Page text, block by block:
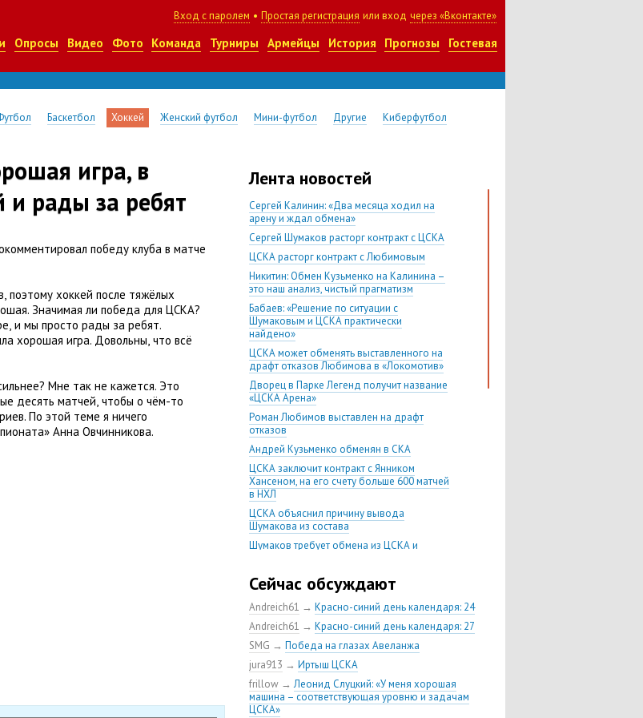
Вход с паролем • Простая регистрация или вход через «Вконтакте»
Опросы Видео Фото Команда Турниры Армейцы История Прогнозы Гостевая
Баскетбол Хоккей Женский футбол Мини-футбол Другие Киберфутбол
игра, в
рады за ребят
победу клуба в матче
, поэтому хоккей после тяжёлых
Значимая ли победа для ЦСКА?
, и мы просто рады за ребят.
хорошая игра. Довольны, что всё
Мне так не кажется. Это
десять матчей, чтобы о чём-то
По этой теме я ничего
Анна Овчинникова.
Лента новостей
Сергей Калинин: «Два месяца ходил на
арену и ждал обмена»
Сергей Шумаков расторг контракт с ЦСКА
ЦСКА расторг контракт с Любимовым
Никитин: Обмен Кузьменко на Калинина –
это наш анализ, чистый прагматизм
Бабаев: «Решение по ситуации с
Шумаковым и ЦСКА практически
найдено»
ЦСКА может обменять выставленного на
драфт отказов Любимова в «Локомотив»
Дворец в Парке Легенд получит название
«ЦСКА Арена»
Роман Любимов выставлен на драфт
отказов
Андрей Кузьменко обменян в СКА
ЦСКА заключит контракт с Янником
Хансеном, на его счету больше 600 матчей
в НХЛ
ЦСКА объяснил причину вывода
Шумакова из состава
Шумаков требует обмена из ЦСКА и
Игорь Никитин не возглавит «Авангард» и
останется в ЦСКА
Нападающий ЦСКА Кирилл Петров
обменян в «Авангард»
Александр Попов остается в ЦСКА еще на
год
ЦСКА с сезона-2018/19 будет проводить
домашние матчи КХЛ в «Парке легенд»
ЦСКА выменял у «Торпедо» защитника
Сейчас обсуждают
Andreich61 → Красно-синий день календаря: 24
Andreich61 → Красно-синий день календаря: 27
SMG → Победа на глазах Авеланжа
jura913 → Иртыш ЦСКА
frillow →Леонид Слуцкий: «У меня хорошая
машина – соответствующая уровню и задачам
ЦСКА»